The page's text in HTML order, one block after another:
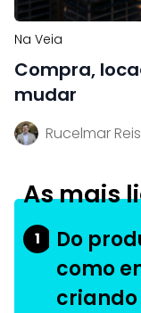
Na Veia
Compra,
mudar
Rucelmar Reis
As mais
1
Do
como